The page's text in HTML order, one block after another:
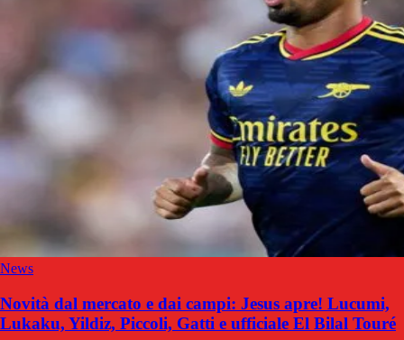
News
Novità dal mercato e dai campi: Jesus apre! Lucumi,
Lukaku, Yildiz, Piccoli, Gatti e ufficiale El Bilal Touré